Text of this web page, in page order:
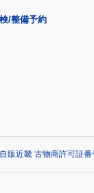
/整備予約
販近畿 古物商許可証